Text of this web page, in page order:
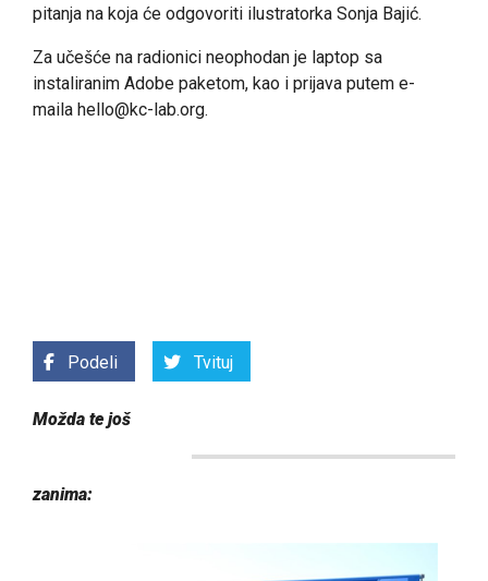
pitanja na koja će odgovoriti ilustratorka Sonja Bajić.
Za učešće na radionici neophodan je laptop sa
instaliranim Adobe paketom, kao i prijava putem e-
maila hello@kc-lab.org.
Podeli Tvituj
Možda te još
zanima: